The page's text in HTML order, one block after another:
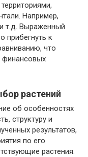
Например,
т.д. Выраженный
прибегнуть к
что
финансовых
растений
об особенностях
структуру и
результатов,
по его
растения.